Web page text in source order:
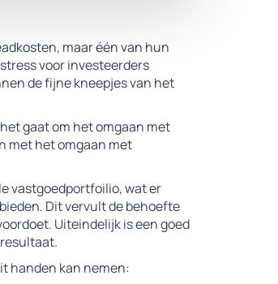
maar één van hun
voor investeerders
de fijne kneepjes van het
gaat om het omgaan met
met het omgaan met
vastgoedportfoilio, wat er
Dit vervult de behoefte
Uiteindelijk is een goed
handen kan nemen: